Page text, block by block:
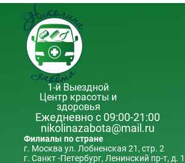
1-й Выездной
Центр красоты и
здоровья
Ежедневно с 09:00-21:00
nikolinazabota@mail.ru
Филиалы по стране
г. Москва ул. Лобненская 21, стр. 2
г. Санкт -Петербург, Ленинский пр-т, д.